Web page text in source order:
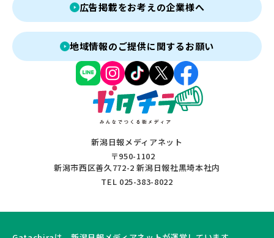
新潟日報メディアネット
〒950-1102
新潟市西区善久772-2 新潟日報社黒埼本社内
TEL 025-383-8022
広告掲載をお考えの企業様へ
地域情報のご提供に関するお願い